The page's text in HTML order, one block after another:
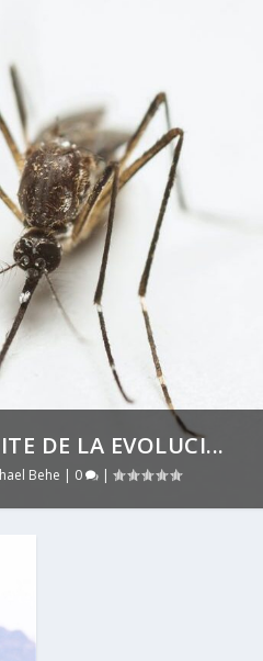
DE LA EVOLUCI...
Behe | 0 |